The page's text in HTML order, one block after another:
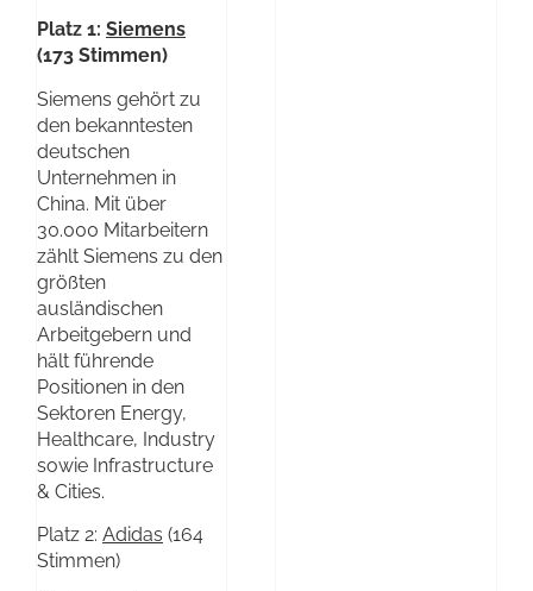
Platz 1: Siemens
(173 Stimmen)
Siemens gehört zu
den bekanntesten
deutschen
Unternehmen in
China. Mit über
30.000 Mitarbeitern
zählt Siemens zu den
größten
ausländischen
Arbeitgebern und
hält führende
Positionen in den
Sektoren Energy,
Healthcare, Industry
sowie Infrastructure
& Cities.
Platz 2: Adidas (164
Stimmen)